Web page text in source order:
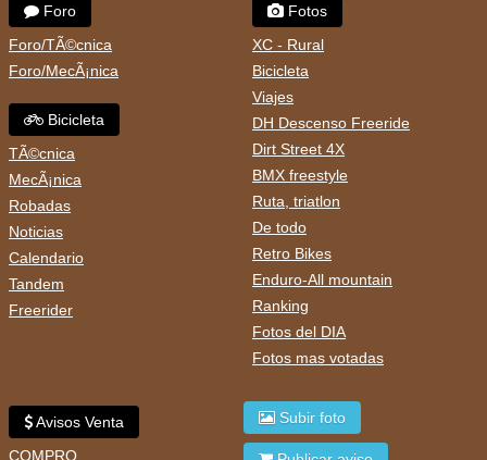
Foro
Foro/TÃ©cnica
Foro/MecÃ¡nica
Bicicleta
TÃ©cnica
MecÃ¡nica
Robadas
Noticias
Calendario
Tandem
Freerider
Fotos
XC - Rural
Bicicleta
Viajes
DH Descenso Freeride
Dirt Street 4X
BMX freestyle
Ruta, triatlon
De todo
Retro Bikes
Enduro-All mountain
Ranking
Fotos del DIA
Fotos mas votadas
Avisos Venta
COMPRO
Subir foto